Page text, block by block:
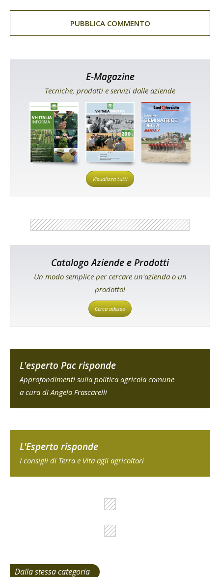
E-Magazine
Tecniche, prodotti e servizi dalle aziende
Visualizza tutti
Catalogo Aziende e Prodotti
Un modo semplice per cercare un'azienda o un
prodotto!
Cerca adesso
L'esperto Pac risponde
Approfondimenti sulla politica agricola comune
a cura di Angelo Frascarelli
L'Esperto risponde
I consigli di Terra e Vita agli agricoltori
Dalla stessa categoria